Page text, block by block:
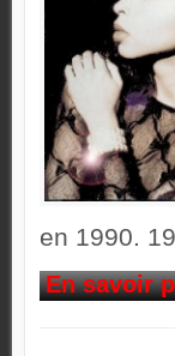
en 1990.
En savoir